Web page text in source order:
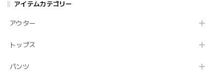
アイテムカテゴリー
アウター
トップス
パンツ